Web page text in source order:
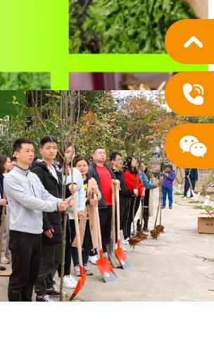
在这儿！ 折耳根、水
整天快乐丨
专业教练带队：热
愿，合影留念 ...